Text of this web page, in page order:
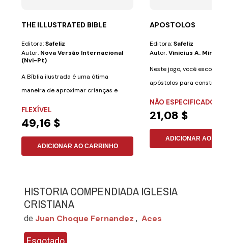
THE ILLUSTRATED BIBLE
Editora:Safeliz
Autor: Nova Versão Internacional
(nvi-Pt)
A Bíblia ilustrada é uma ótima
maneira de aproximar crianças e
adultos de um...
FLEXÍVEL
49,16 $
ADICIONAR AO CARRINHO
APOSTOLOS
Editora:Safeliz
Autor:Vinicius A. Miranda
Neste jogo, você
apóstolos para construir
NÃO ESPECIFICADO
21,08 $
ADICIONAR AO
HISTORIA COMPENDIADA IGLESIA
CRISTIANA
de Juan Choque Fernandez , Aces
Esgotado